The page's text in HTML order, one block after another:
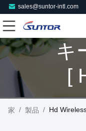
sales@suntor-intl.com
キ
[
家 / 製品 / Hd